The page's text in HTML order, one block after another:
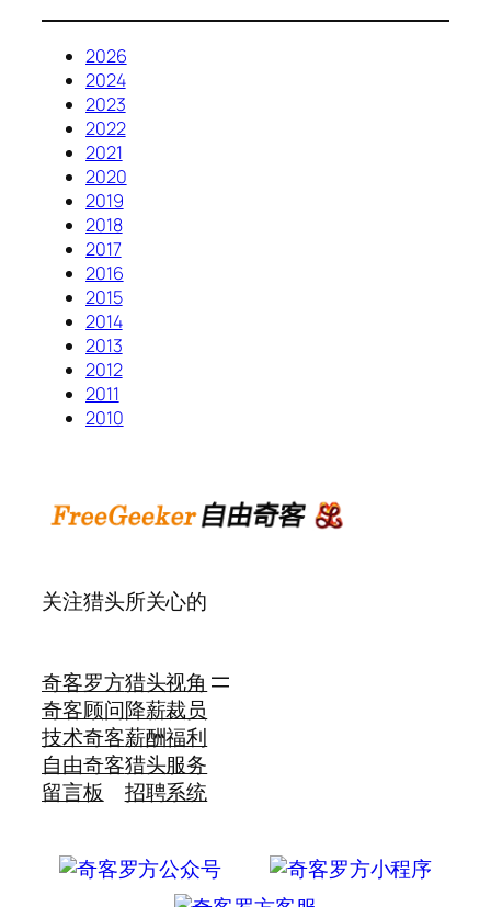
2026
2024
2023
2022
2021
2020
2019
2018
2017
2016
2015
2014
2013
2012
2011
2010
关注猎头所关心的
奇客罗方
奇客顾问
技术奇客
自由奇客
留言板
猎头视角
降薪裁员
薪酬福利
猎头服务
招聘系统